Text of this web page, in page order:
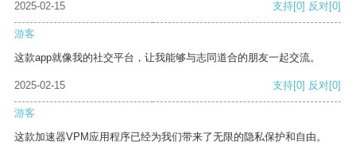
2025-02-15
支持[0] 反对[0]
游客
这款app就像我的社交平台，让我能够与志同道合的朋友一起交流。
2025-02-15 支持[0] 反对[0]
游客
这款加速器VPM应用程序已经为我们带来了无限的隐私保护和自由。